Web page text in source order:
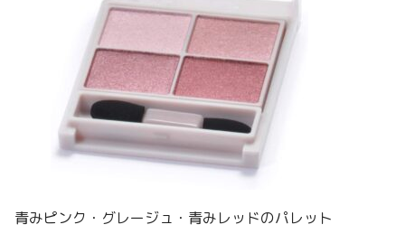
青みピンク・グレージュ・青みレッドのパレット